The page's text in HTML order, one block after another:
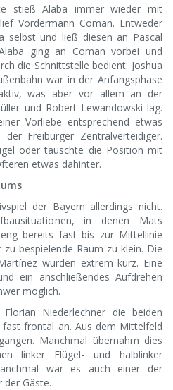
stieß Alaba immer wieder mit
Vordermann Coman. Entweder
selbst und ließ diesen an Pascal
ging an Coman vorbei und
die Schnittstelle bedient. Joshua
war in der Anfangsphase
was aber vor allem an der
und Robert Lewandowski lag.
Vorliebe entsprechend etwas
Freiburger Zentralverteidiger.
oder tauschte die Position mit
etwas dahinter.
der Bayern allerdings nicht.
in denen Mats
bereits fast bis zur Mittellinie
bespielende Raum zu klein. Die
wurden extrem kurz. Eine
ein anschließendes Aufdrehen
möglich.
Niederlechner die beiden
fast frontal an. Aus dem Mittelfeld
Manchmal übernahm dies
linker Flügel- und halblinker
war es auch einer der
der Gäste.